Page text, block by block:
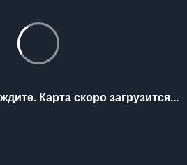
Карта скоро загрузится...